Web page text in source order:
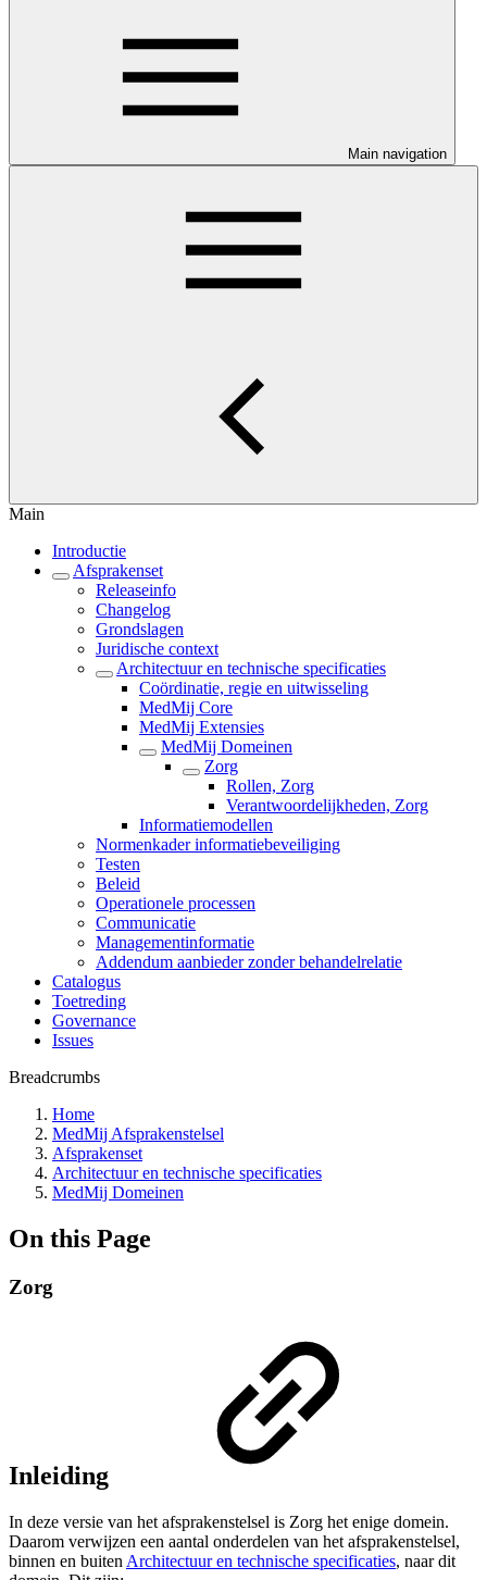
Main navigation
Main
Introductie
Afsprakenset
Releaseinfo
Changelog
Grondslagen
Juridische context
Architectuur en technische specificaties
Coördinatie, regie en uitwisseling
MedMij Core
MedMij Extensies
MedMij Domeinen
Zorg
Rollen, Zorg
Verantwoordelijkheden, Zorg
Informatiemodellen
Normenkader informatiebeveiliging
Testen
Beleid
Operationele processen
Communicatie
Managementinformatie
Addendum aanbieder zonder behandelrelatie
Catalogus
Toetreding
Governance
Issues
Breadcrumbs
Home
MedMij Afsprakenstelsel
Afsprakenset
Architectuur en technische specificaties
MedMij Domeinen
On this Page
Zorg
Inleiding
In deze versie van het afsprakenstelsel is Zorg het enige domein.
Daarom verwijzen een aantal onderdelen van het afsprakenstelsel,
binnen en buiten Architectuur en technische specificaties, naar dit